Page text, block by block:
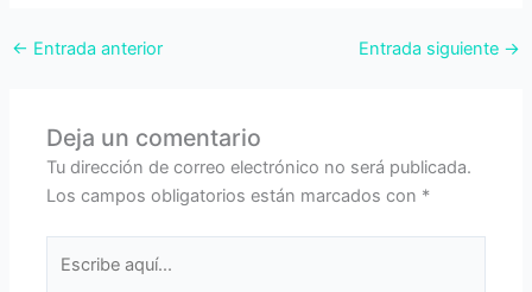
← Entrada anterior Entrada siguiente →
Deja un comentario
Tu dirección de correo electrónico no será publicada.
Los campos obligatorios están marcados con *
aquí...